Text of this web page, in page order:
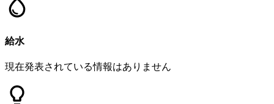
給水
現在発表されている情報はありません